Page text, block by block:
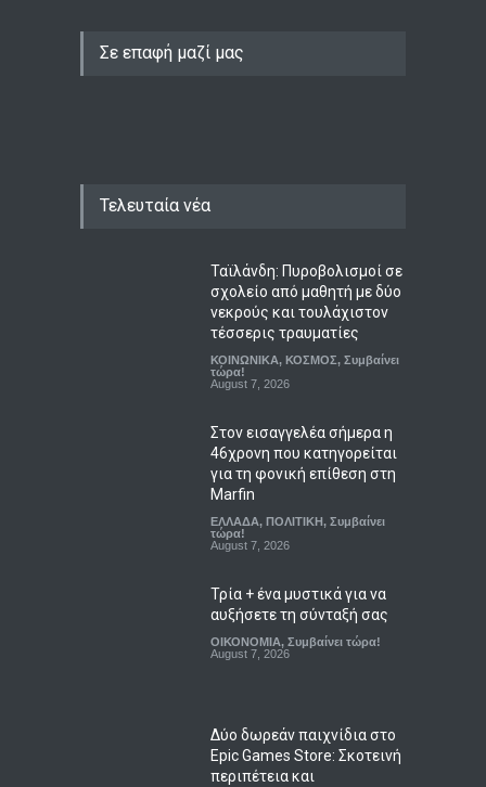
Σε επαφή μαζί μας
Τελευταία νέα
Ταϊλάνδη: Πυροβολισμοί σε
σχολείο από μαθητή με δύο
νεκρούς και τουλάχιστον
τέσσερις τραυματίες
ΚΟΙΝΩΝΙΚΑ, ΚΟΣΜΟΣ, Συμβαίνει
τώρα!
August 7, 2026
Στον εισαγγελέα σήμερα η
46χρονη που κατηγορείται
για τη φονική επίθεση στη
Marfin
ΕΛΛΑΔΑ, ΠΟΛΙΤΙΚΗ, Συμβαίνει
τώρα!
August 7, 2026
Τρία + ένα μυστικά για να
αυξήσετε τη σύνταξή σας
ΟΙΚΟΝΟΜΙΑ, Συμβαίνει τώρα!
August 7, 2026
Δύο δωρεάν παιχνίδια στο
Epic Games Store: Σκοτεινή
περιπέτεια και